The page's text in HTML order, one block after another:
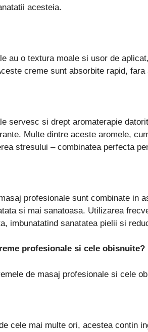
acesteia.
au o textura moale si usor de
creme sunt absorbite rapid,
servesc si drept aromaterapie
Multe dintre aceste aromele,
stresului – combinatea perfecta
profesionale sunt combinate in
si mai sanatoasa. Utilizarea
imbunatatind sanatatea pielii si
profesionale si cele obisnuite?
de masaj profesionale si cele
cele mai multe ori, acestea contin